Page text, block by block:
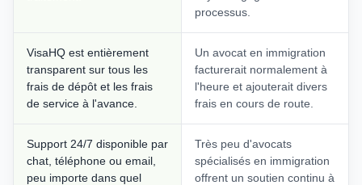
processus.
VisaHQ est entièrement
transparent sur tous les
frais de dépôt et les frais
de service à l'avance.
Un avocat en immigration
facturerait normalement à
l'heure et ajouterait divers
frais en cours de route.
Support 24/7 disponible par
chat, téléphone ou email,
peu importe dans quel
Très peu d'avocats
spécialisés en immigration
offrent un soutien continu à